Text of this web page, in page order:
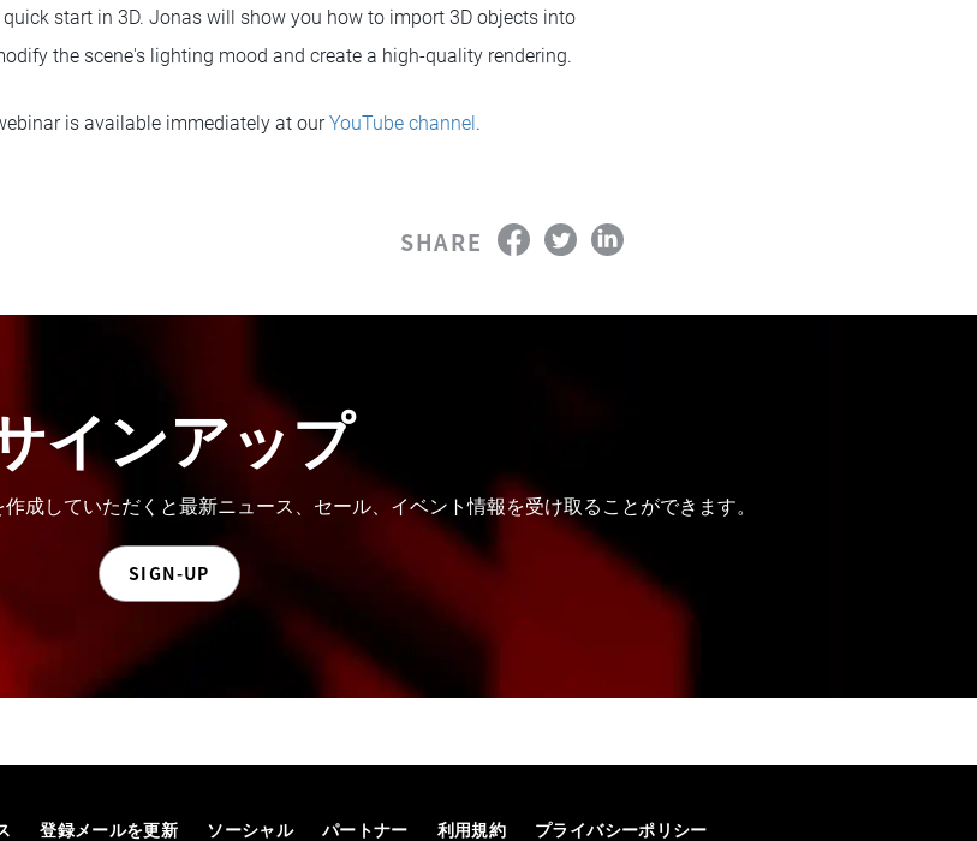
start in 3D. Jonas will show you how to import 3D objects into
the scene's lighting mood and create a high-quality rendering.
is available immediately at ourYouTube channel .
SHARE
インアップ
成していただくと最新ニュース、セール、イベント情報を受け取ることができます。
SIGN-UP
登録メールを更新 ソーシャル パートナー 利用規約 プライバシーポリシー